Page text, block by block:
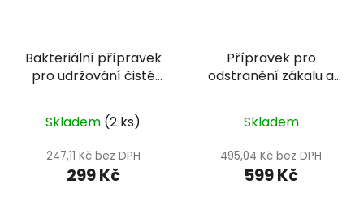
Bakteriální přípravek
pro udržování čisté
Clearwater Bacteria
250 g
Skladem (2 ks)
247,11 Kč bez DPH
299 Kč
Přípravek pro
odstranění zákalu a
Skladem
495,04 Kč bez DPH
599 Kč